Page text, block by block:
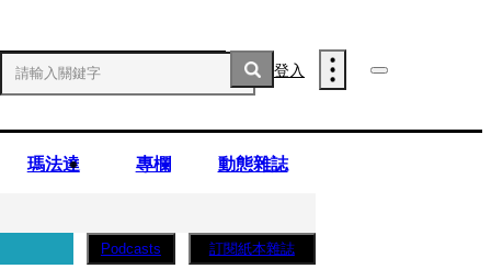
登入
瑪法達 專欄 動態雜誌
Podcasts 訂閱紙本雜誌